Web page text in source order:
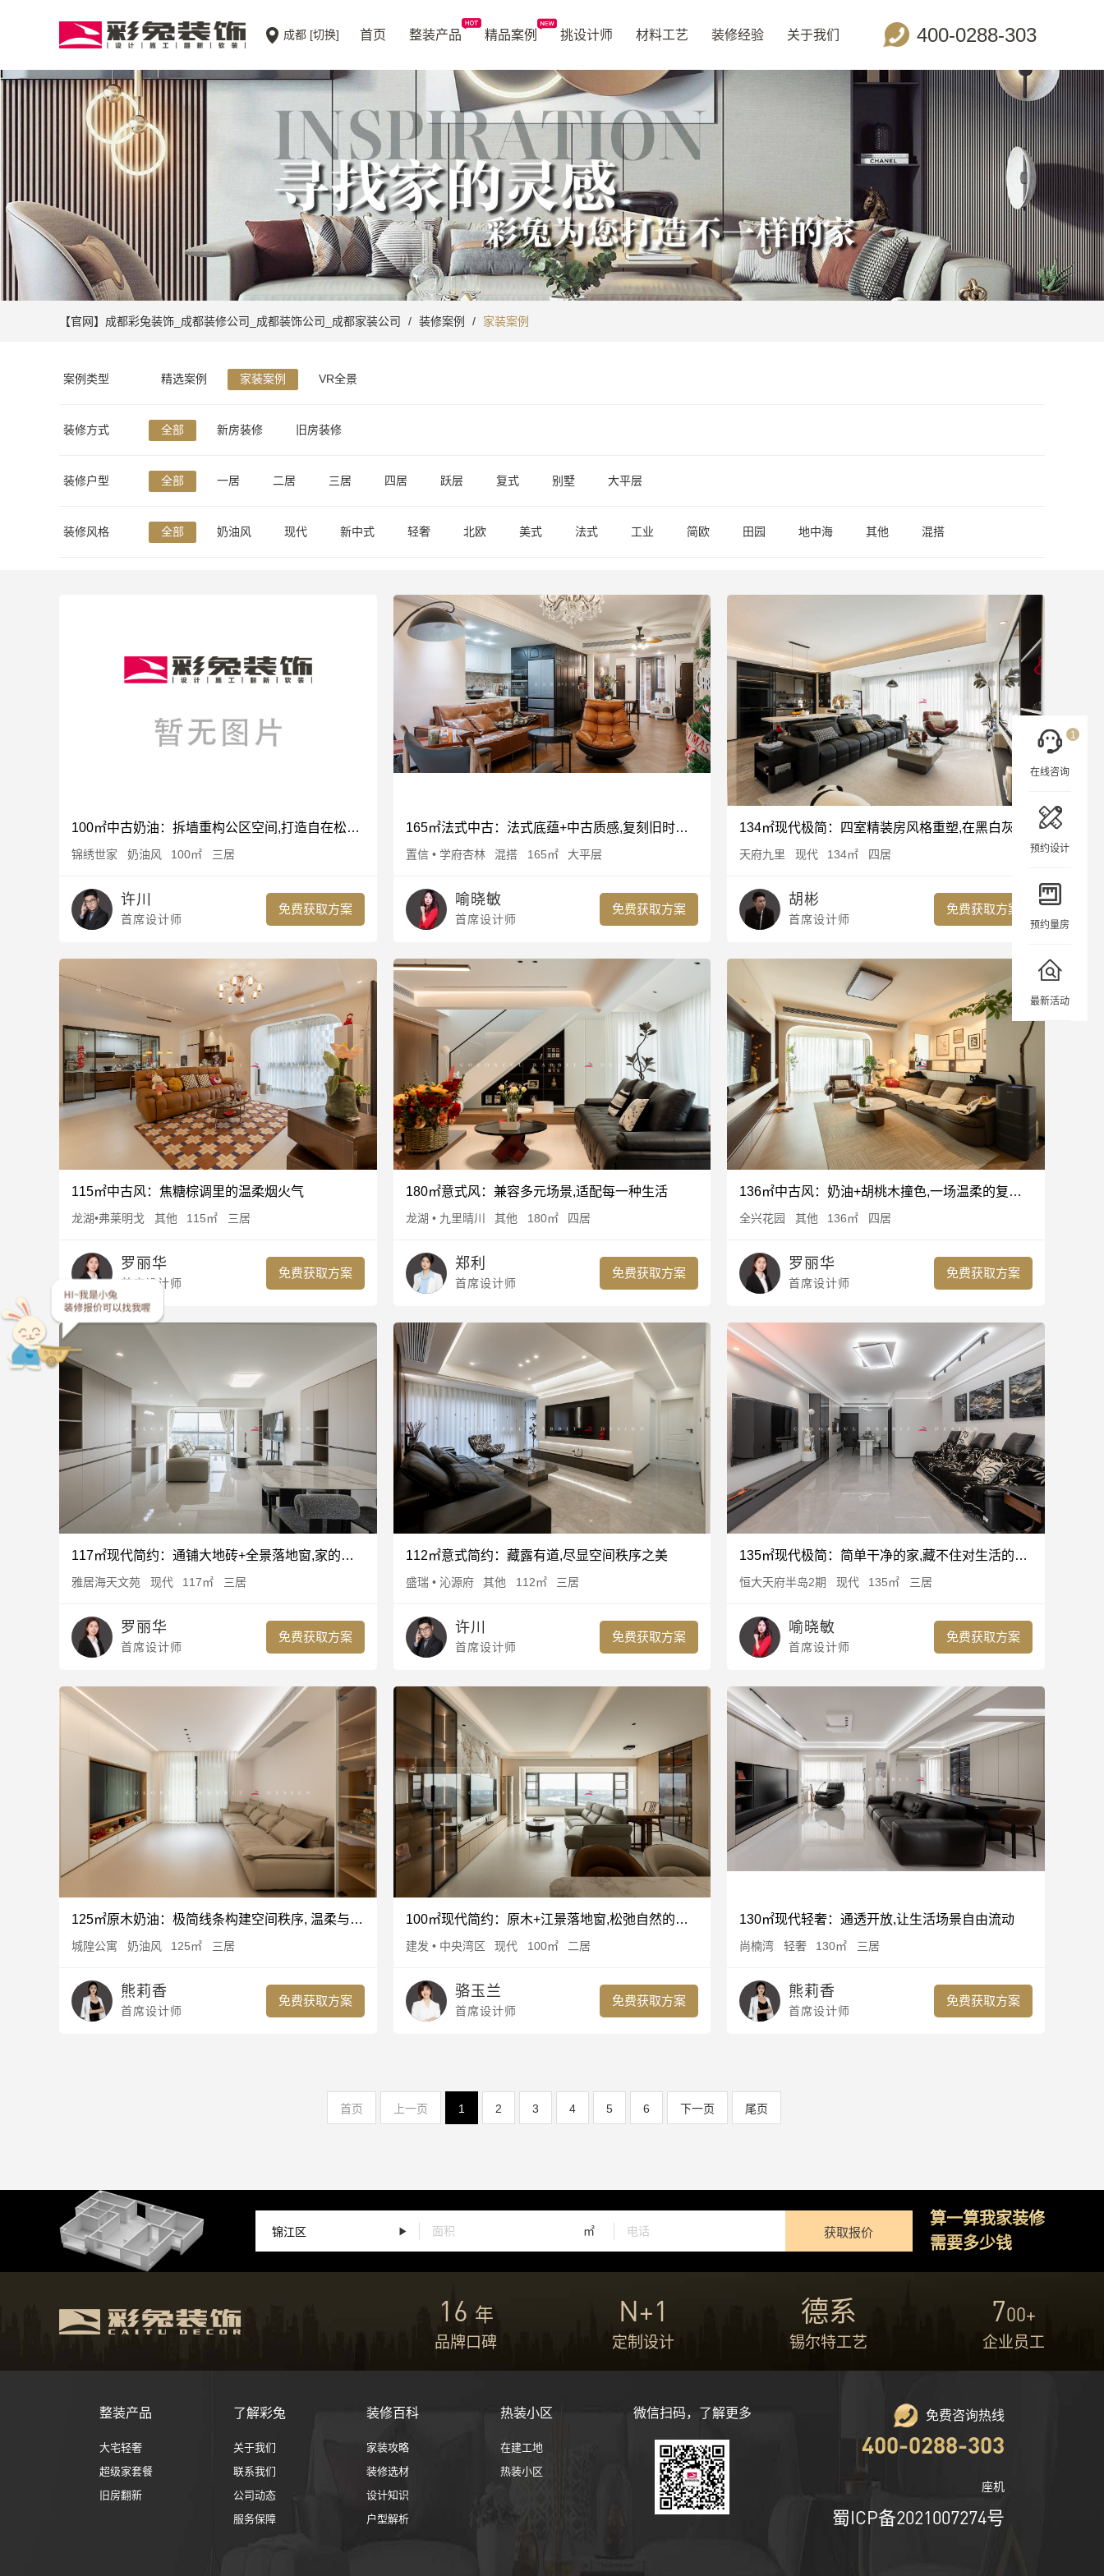
成都 [切换] 首页 整装产品 精品案例 挑设计师 材料工艺 装修经验 关于我们 400-0288-303
【官网】成都彩兔装饰_成都装修公司_成都装饰公司_成都家装公司 / 装修案例 / 家装案例
案例类型 精选案例 家装案例 VR全景
装修方式 全部 新房装修 旧房装修
装修户型 全部 一居 二居 三居 四居 跃层 复式 别墅 大平层
装修风格 全部 奶油风 现代 新中式 轻奢 北欧 美式 法式 工业 简欧 田园 地中海 其他 混搭
100㎡中古奶油：拆墙重构公区空间,打造自在松弛生活场
锦绣世家 奶油风 100㎡ 三居
许川
首席设计师
免费获取方案
165㎡法式中古：法式底蕴+中古质感,复刻旧时光的优雅
置信 • 学府杏林 混搭 165㎡ 大平层
喻晓敏
首席设计师
免费获取方案
天府九里 现代 134㎡ 四居
胡彬
首席设计师
免费获取方案
115㎡中古风：焦糖棕调里的温柔烟火气
龙湖•弗莱明戈 其他 115㎡ 三居
罗丽华
首席设计师
免费获取方案
180㎡意式风：兼容多元场景,适配每一种生活
龙湖 • 九里晴川 其他 180㎡ 四居
郑利
首席设计师
免费获取方案
136㎡中古风：奶油+胡桃木撞色,一场温柔的复古梦
全兴花园 其他 136㎡ 四居
罗丽华
首席设计师
免费获取方案
117㎡现代简约：通铺大地砖+全景落地窗,家的通透感藏在细节里
雅居海天文苑 现代 117㎡ 三居
罗丽华
首席设计师
免费获取方案
112㎡意式简约：藏露有道,尽显空间秩序之美
盛瑞 • 沁源府 其他 112㎡ 三居
许川
首席设计师
免费获取方案
135㎡现代极简：简单干净的家,藏不住对生活的热爱
恒大天府半岛2期 现代 135㎡ 三居
喻晓敏
首席设计师
免费获取方案
125㎡原木奶油：极简线条构建空间秩序, 温柔与烟火气并存
城隍公寓 奶油风 125㎡ 三居
熊莉香
首席设计师
免费获取方案
100㎡现代简约：原木+江景落地窗,松弛自然的具象表达
建发 • 中央湾区 现代 100㎡ 二居
骆玉兰
首席设计师
免费获取方案
130㎡现代轻奢：通透开放,让生活场景自由流动
尚楠湾 轻奢 130㎡ 三居
熊莉香
首席设计师
免费获取方案
首页 上一页 1 2 3 4 5 6 下一页 尾页
㎡ 获取报价
算一算我家装修
需要多少钱
16 年
品牌口碑
N+1
定制设计
德系
锡尔特工艺
700+
企业员工
整装产品
大宅轻奢
超级家套餐
旧房翻新
了解彩兔
关于我们
联系我们
公司动态
服务保障
装修百科
家装攻略
装修选材
设计知识
户型解析
热装小区
在建工地
热装小区
微信扫码，了解更多 免费咨询热线
400-0288-303
座机
蜀ICP备2021007274号
在线咨询
1
预约设计
预约量房
最新活动
我需要
算一算，我家装修得花多少钱
基于彩兔历史服务成都68675户家庭装修数据计算，精准可靠
新房装修 旧房改造
现代简约
╳